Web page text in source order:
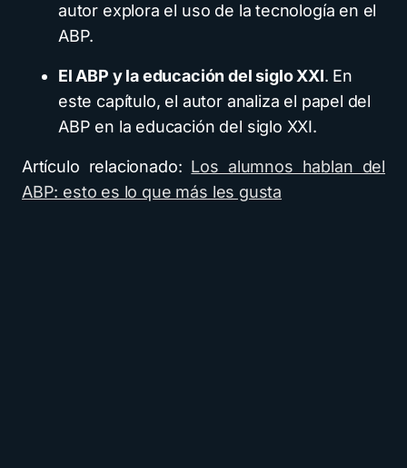
autor explora el uso de la tecnología en el
ABP.
El ABP y la educación del siglo XXI. En
este capítulo, el autor analiza el papel del
ABP en la educación del siglo XXI.
Artículo relacionado: Los alumnos hablan del
ABP: esto es lo que más les gusta